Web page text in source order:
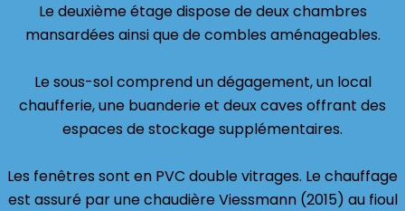
Le deuxième étage dispose de deux chambres
mansardées ainsi que de combles aménageables.
Le sous-sol comprend un dégagement, un local
chaufferie, une buanderie et deux caves offrant des
espaces de stockage supplémentaires.
Les fenêtres sont en PVC double vitrages. Le chauffage
est assuré par une chaudière Viessmann (2015) au fioul